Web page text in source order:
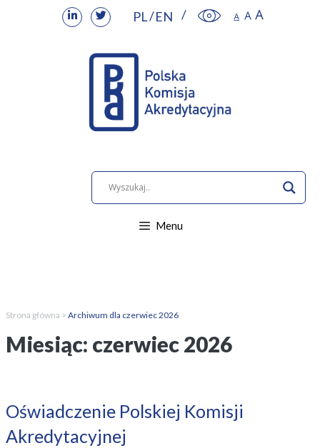
PL EN
Menu
Strona główna > Archiwum dla czerwiec 2026
Miesiąc: czerwiec 2026
Oświadczenie Polskiej Komisji
Akredytacyjnej